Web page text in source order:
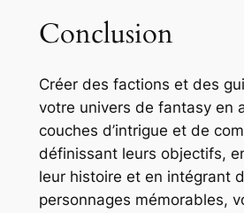
Conclusion
Créer des factions et des
votre univers de fantasy en
couches d’intrigue et de
définissant leurs objectifs,
leur histoire et en intégrant
personnages mémorables,